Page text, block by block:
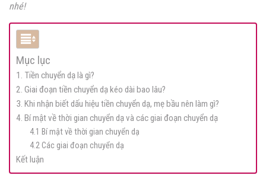
nhé!
Mục lục
1. Tiền chuyển dạ là gì?
2. Giai đoạn tiền chuyển dạ kéo dài bao lâu?
3. Khi nhận biết dấu hiệu tiền chuyển dạ, mẹ bầu nên làm gì?
4. Bí mật về thời gian chuyển dạ và các giai đoạn chuyển dạ
4.1 Bí mật về thời gian chuyển dạ
4.2 Các giai đoạn chuyển dạ
Kết luận